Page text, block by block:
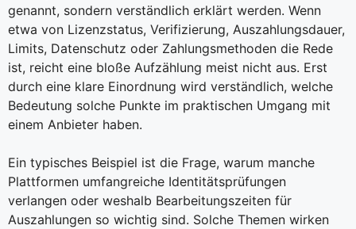
genannt, sondern verständlich erklärt werden. Wenn
etwa von Lizenzstatus, Verifizierung, Auszahlungsdauer,
Limits, Datenschutz oder Zahlungsmethoden die Rede
ist, reicht eine bloße Aufzählung meist nicht aus. Erst
durch eine klare Einordnung wird verständlich, welche
Bedeutung solche Punkte im praktischen Umgang mit
einem Anbieter haben.
Ein typisches Beispiel ist die Frage, warum manche
Plattformen umfangreiche Identitätsprüfungen
verlangen oder weshalb Bearbeitungszeiten für
Auszahlungen so wichtig sind. Solche Themen wirken